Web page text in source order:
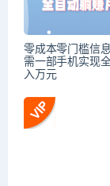
零成本零门槛信
需一部手机实现
入万元